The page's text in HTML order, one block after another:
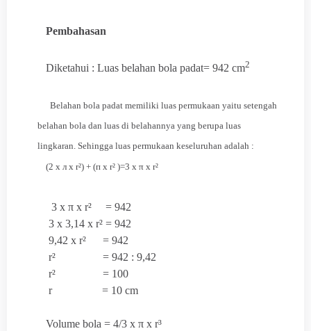
Pembahasan
Diketahui : Luas belahan bola padat= 942 cm2
Belahan bola padat memiliki luas permukaan yaitu setengah
belahan bola dan luas di belahannya yang berupa luas
lingkaran. Sehingga luas permukaan keseluruhan adalah :
(2 x л x r²) + (п x r² )=3 x π x r²
3 x π x r² = 942
3 x 3,14 x r² = 942
9,42 x r² = 942
r² = 942 : 9,42
r² = 100
r = 10 cm
Volume bola = 4/3 x π x r³